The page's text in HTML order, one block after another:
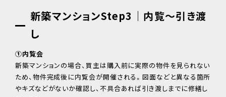
新築マンションStep3｜内覧～引き渡
し
①内覧会
新築マンションの場合、買主は購入前に実際の物件を見られない
ため、物件完成後に内覧会が開催される。図面などと異なる箇所
やキズなどがないか確認し、不具合あれば引き渡しまでに修繕し